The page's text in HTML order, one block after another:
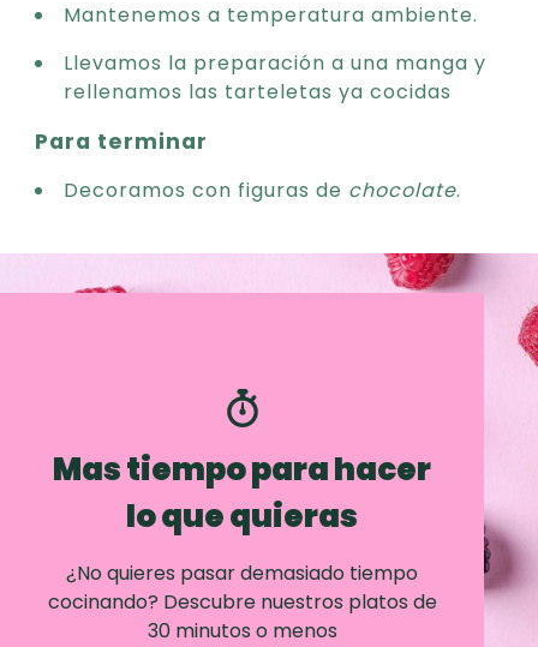
Mantenemos a temperatura ambiente.
Llevamos la preparación a una manga y
rellenamos las tarteletas ya cocidas
Para terminar
Decoramos con figuras de chocolate.
Mas tiempo para hacer
lo que quieras
¿No quieres pasar demasiado tiempo
cocinando? Descubre nuestros platos de
30 minutos o menos